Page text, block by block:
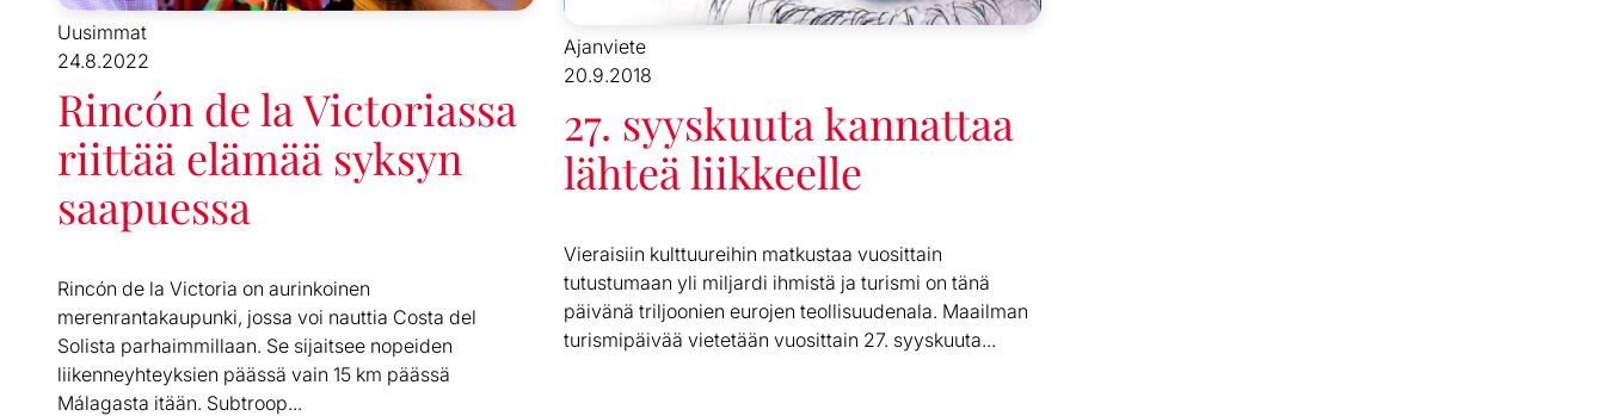
Uusimmat
24.8.2022
Rincón de la Victoriassa
riittää elämää syksyn
saapuessa
Rincón de la Victoria on aurinkoinen
merenrantakaupunki, jossa voi nauttia Costa del
Solista parhaimmillaan. Se sijaitsee nopeiden
liikenneyhteyksien päässä vain 15 km päässä
Málagasta itään. Subtroop...
Ajanviete
20.9.2018
27. syyskuuta kannattaa
lähteä liikkeelle
Vieraisiin kulttuureihin matkustaa vuosittain
tutustumaan yli miljardi ihmistä ja turismi on tänä
päivänä triljoonien eurojen teollisuudenala. Maailman
turismipäivää vietetään vuosittain 27. syyskuuta...